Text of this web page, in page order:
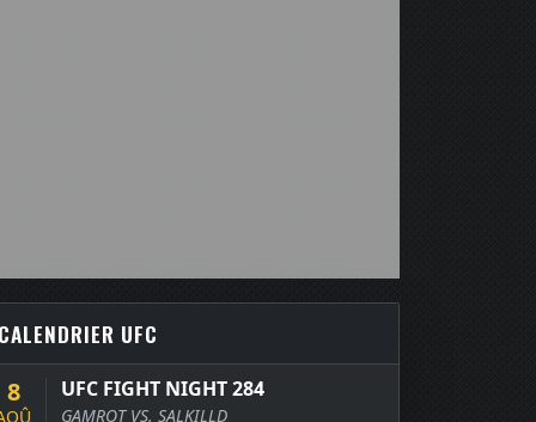
UFC
8 UFC FIGHT NIGHT 284
GAMROT VS. SALKILLD